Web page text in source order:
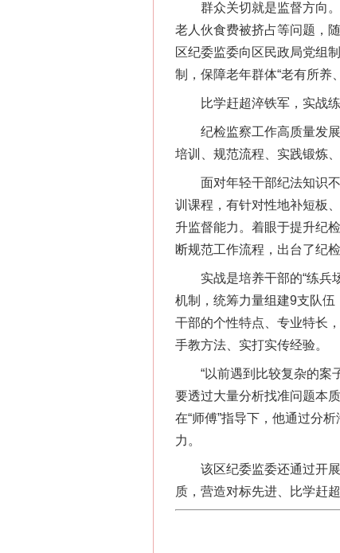
群众关切就是监督方向。
老人伙食费被挤占等问题，
区纪委监委向区民政局党组
制，保障老年群体“老有所养
比学赶超淬铁军，实战练
纪检监察工作高质量发展
培训、规范流程、实践锻炼
面对年轻干部纪法知识不
训课程，有针对性地补短板
升监督能力。着眼于提升纪
断规范工作流程，出台了纪
实战是培养干部的“练兵场
机制，统筹力量组建9支队
干部的个性特点、专业特长
手教方法、实打实传经验。
“以前遇到比较复杂的案子
要透过大量分析找准问题本
在“师傅”指导下，他通过分
力。
该区纪委监委还通过开展“
质，营造对标先进、比学赶